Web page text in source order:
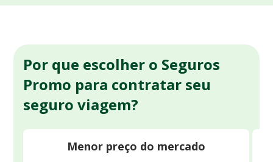
Por que escolher o Seguros
Promo para contratar seu
seguro viagem?
Menor preço do mercado